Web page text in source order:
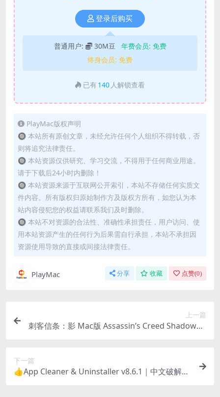
登录后购买
普通用户: 30M豆 年费会员: 免费
终身会员: 免费
已有 140 人解锁查看
PlayMac版权声明
🔘 本站所有原创文章，未经允许任何个人组织不得转载，否
则将追究法律责任。
🔘 本站资源仅供研究、学习交流，不得用于任何商业用途。
请于下载后24小时内删除！
🔘 本站资源来源于互联网公开索引，本站不存储任何实质文
件内容。所有版权归原始制作方及版权方所有，如您认为本
站内容侵犯您的权益请联系我们及时删除。
🔘 本站不对资源的合法性、准确性承担责任，用户访问、使
用本站资源产生的任何行为后果需自行承担，本站不承担因
资源使用导致的直接或间接法律责任。
PlayMac 分享 收藏 点赞(0)
上一篇
刺客信条：影 Mac版 Assassin’s Creed Shadows F
下一篇
👍App Cleaner & Uninstaller v8.6.1｜中文破解｜